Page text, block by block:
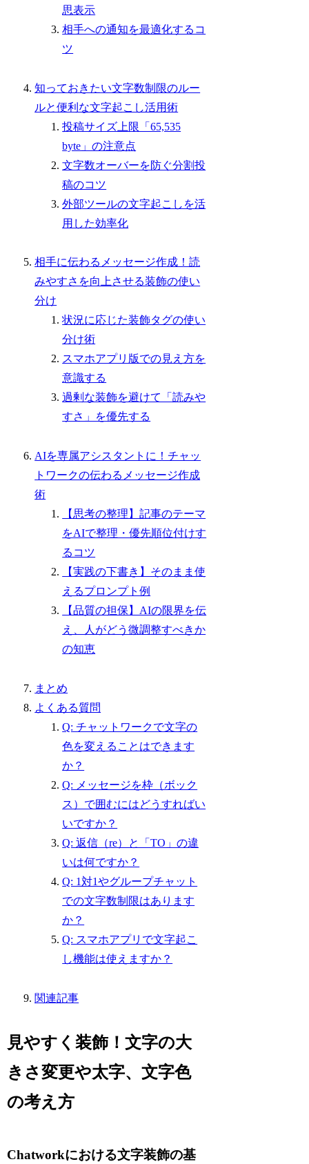
思表示
相手への通知を最適化するコ
ツ
知っておきたい文字数制限のルー
ルと便利な文字起こし活用術
投稿サイズ上限「65,535
byte」の注意点
文字数オーバーを防ぐ分割投
稿のコツ
外部ツールの文字起こしを活
用した効率化
相手に伝わるメッセージ作成！読
みやすさを向上させる装飾の使い
分け
状況に応じた装飾タグの使い
分け術
スマホアプリ版での見え方を
意識する
過剰な装飾を避けて「読みや
すさ」を優先する
AIを専属アシスタントに！チャッ
トワークの伝わるメッセージ作成
術
【思考の整理】記事のテーマ
をAIで整理・優先順位付けす
るコツ
【実践の下書き】そのまま使
えるプロンプト例
【品質の担保】AIの限界を伝
え、人がどう微調整すべきか
の知恵
まとめ
よくある質問
Q: チャットワークで文字の
色を変えることはできます
か？
Q: メッセージを枠（ボック
ス）で囲むにはどうすればい
いですか？
Q: 返信（re）と「TO」の違
いは何ですか？
Q: 1対1やグループチャット
での文字数制限はあります
か？
Q: スマホアプリで文字起こ
し機能は使えますか？
関連記事
見やすく装飾！文字の大
きさ変更や太字、文字色
の考え方
Chatworkにおける文字装飾の基